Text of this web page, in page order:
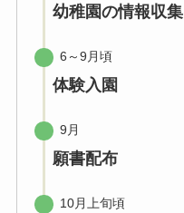
幼稚園の情報収集
6～9月頃
体験入園
9月
願書配布
10月上旬頃